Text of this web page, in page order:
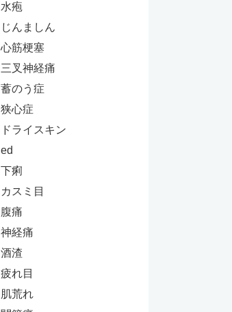
水疱
じんましん
心筋梗塞
三叉神経痛
蓄のう症
狭心症
ドライスキン
ed
下痢
カスミ目
腹痛
神経痛
酒渣
疲れ目
肌荒れ